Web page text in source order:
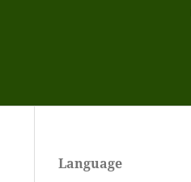
Language